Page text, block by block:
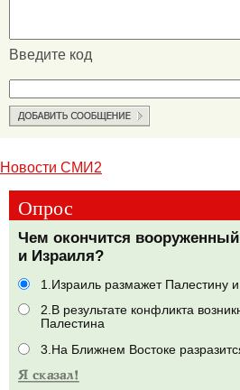
Введите код
Новости СМИ2
Опрос
Чем окончится
и Израиля?
1.Израиль размажет Палестину
2.В результате конфликта
Палестина
3.На Ближнем Востоке